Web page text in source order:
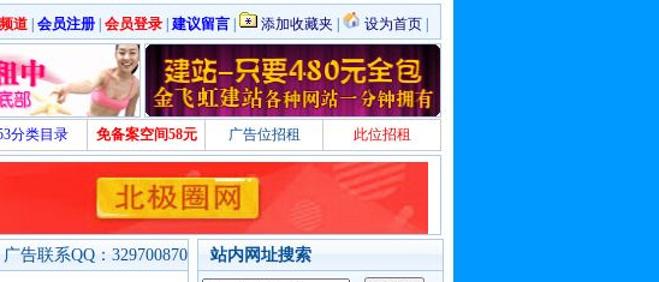
道 会员注册 会员登录 建议留言 添加收藏夹 设为首页
分类目录 免备案空间58元 广告位招租 此位招租
站内网址搜索
广告联系QQ：329700870